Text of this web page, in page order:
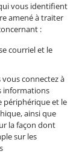
vous identifient
amené à traiter
:
courriel et le
connectez à
informations
périphérique et le
ainsi que
la façon dont
sur les